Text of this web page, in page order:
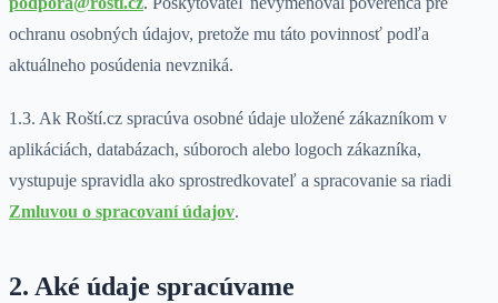
ochranu osobných údajov, pretože mu táto povinnosť podľa
aktuálneho posúdenia nevzniká.
1.3. Ak Roští.cz spracúva osobné údaje uložené zákazníkom v
aplikáciách, databázach, súboroch alebo logoch zákazníka,
vystupuje spravidla ako sprostredkovateľ a spracovanie sa riadi
Zmluvou o spracovaní údajov.
2. Aké údaje spracúvame